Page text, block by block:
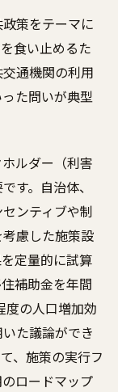
策をテーマに
食い止めるた
通機関の利用
た問いが典型
ルダー（利害
す。自治体、
ンティブや制
慮した施策設
定量的に試算
補助金を年間
度の人口増加効
た議論ができ
、施策の実行フ
ロードマップ